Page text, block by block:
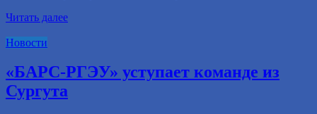
Читать далее
Новости
«БАРС-РГЭУ» уступает команде из
Сургута